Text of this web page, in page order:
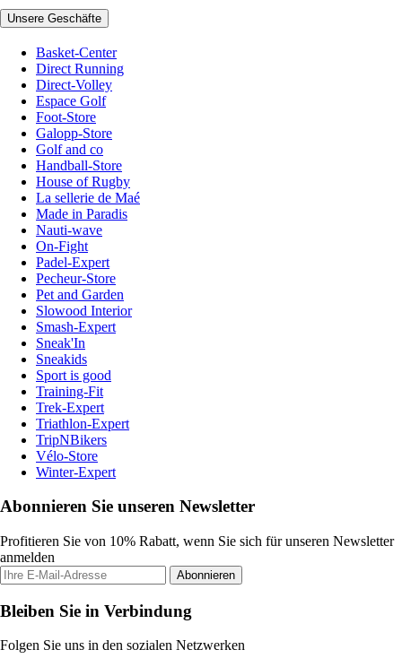
Unsere Geschäfte
Basket-Center
Direct Running
Direct-Volley
Espace Golf
Foot-Store
Galopp-Store
Golf and co
Handball-Store
House of Rugby
La sellerie de Maé
Made in Paradis
Nauti-wave
On-Fight
Padel-Expert
Pecheur-Store
Pet and Garden
Slowood Interior
Smash-Expert
Sneak'In
Sneakids
Sport is good
Training-Fit
Trek-Expert
Triathlon-Expert
TripNBikers
Vélo-Store
Winter-Expert
Abonnieren Sie unseren Newsletter
Profitieren Sie von 10% Rabatt, wenn Sie sich für unseren Newsletter
anmelden
Abonnieren
Bleiben Sie in Verbindung
Folgen Sie uns in den sozialen Netzwerken